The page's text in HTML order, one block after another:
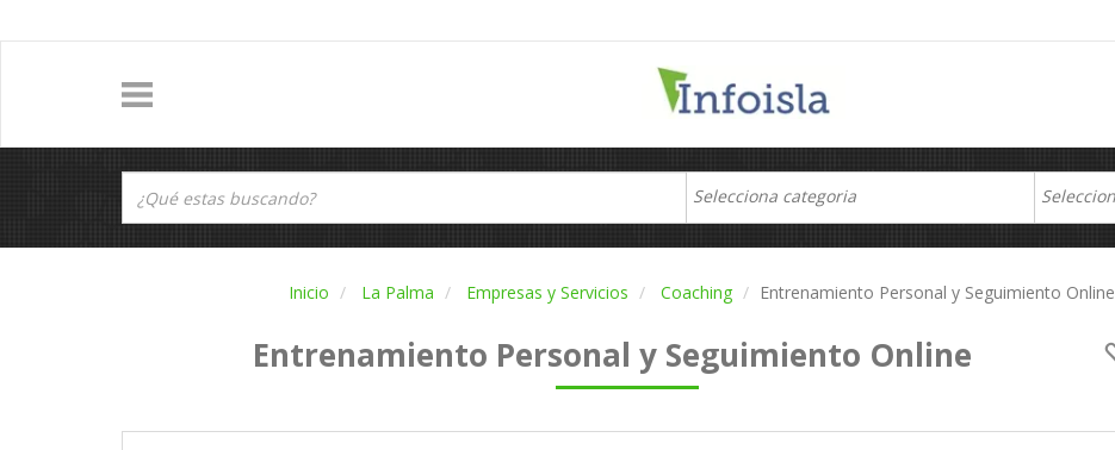
Inicio La Palma Empresas y Servicios Coaching Entrenamiento Personal y Seguimiento Online
Entrenamiento Personal y Seguimiento Online